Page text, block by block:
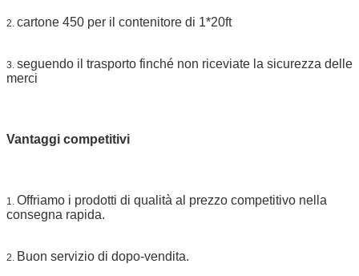
2. cartone 450 per il contenitore di 1*20ft
3. seguendo il trasporto finché non riceviate la sicurezza delle
merci
Vantaggi competitivi
1. Offriamo i prodotti di qualità al prezzo competitivo nella
consegna rapida.
2. Buon servizio di dopo-vendita.